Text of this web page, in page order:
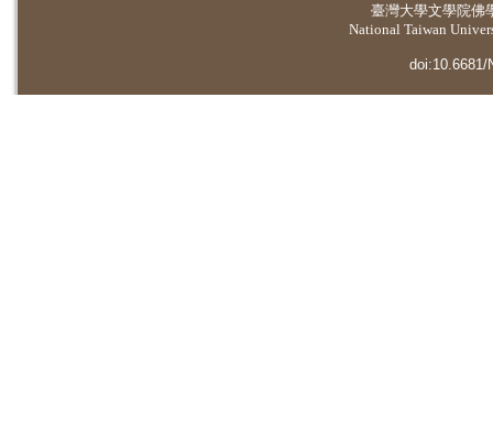
臺灣大學文學院佛
National Taiwan
doi:10.6681/